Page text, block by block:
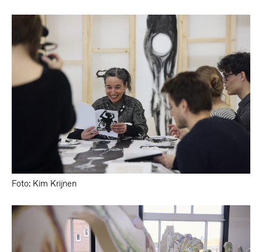
Foto: Kim Krijnen